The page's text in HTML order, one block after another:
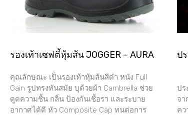
รองเท้าเซฟตี้หุ้มส้น JOGGER – AURA
คุณลักษณะ เป็นรองเท้าหุ้มส้นสีดำ หนัง Full
Gain รูปทรงทันสมัย บุด้วยผ้า Cambrella ช่วย
ดูดความชื้น กลิ่น ป้องกันเชื้อรา และระบาย
อากาศได้ดี หัว Composite Cap ทนต่อการ
ป
ดู
ป
จา
คว